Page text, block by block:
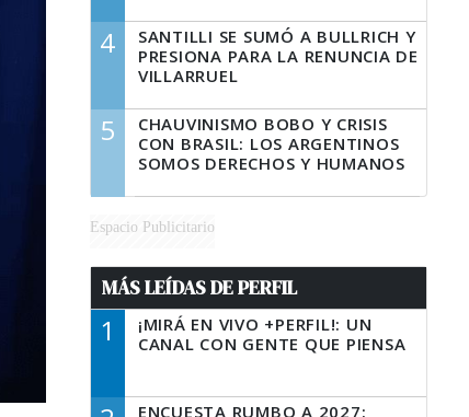
4
SANTILLI SE SUMÓ A BULLRICH Y
PRESIONA PARA LA RENUNCIA DE
VILLARRUEL
5
CHAUVINISMO BOBO Y CRISIS
CON BRASIL: LOS ARGENTINOS
SOMOS DERECHOS Y HUMANOS
Espacio Publicitario
MÁS LEÍDAS DE PERFIL
1
¡MIRÁ EN VIVO +PERFIL!: UN
CANAL CON GENTE QUE PIENSA
ENCUESTA RUMBO A 2027: